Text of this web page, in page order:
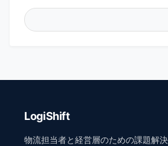
LogiShift
物流担当者と経営層のための課題解